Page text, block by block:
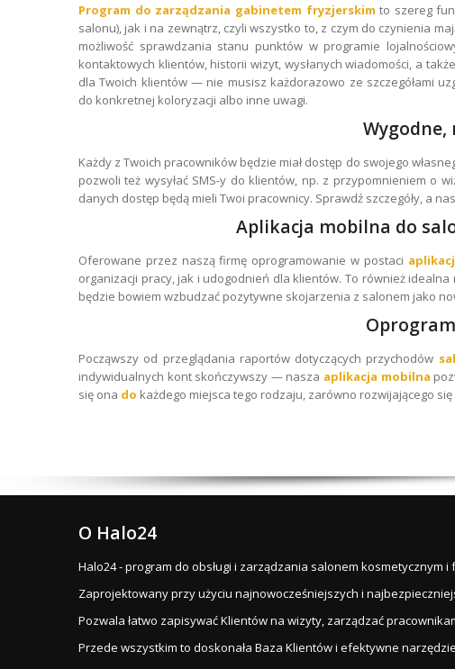
Program do zarządzania gabinetem fryzjerskim to szereg
salonu), jak i na zewnątrz, czyli wszystko to, z czym do czynienia
możliwość sprawdzania stanu punktów w programie
kontaktowych klientów, historii wizyt, wysłanych wiadomości, a
dla Twoich klientów — nie musisz każdorazowo ze szczegółami
do konkretnej koloryzacji albo inne uwagi.
Każdy z Twoich pracowników będzie miał dostęp do swojego
pozwoli też wysyłać SMS-y do klientów, np. z przypomnieniem o
danych dostęp będą mieli Twoi pracownicy. Sprawdź szczegóły, a
Aplikacja mobilna do
Oferowane przez naszą firmę oprogramowanie w postaci
organizacji pracy, jak i udogodnień dla klientów. To również
będzie bowiem wzbudzać pozytywne skojarzenia z salonem jako
Począwszy od przeglądania raportów dotyczących przychodów
indywidualnych kont skończywszy — nasza aplikacja mobilna
się ona do każdego miejsca tego rodzaju, zarówno rozwijającego
O Halo24
Halo24 - program do obsługi i zarządzania salonem kosmetycznym i
Zaprojektowany przy użyciu najnowocześniejszych i
Pozwala łatwo zapisywać Klientów na wizyty, zarządzać
Przede wszystkim to doskonała Baza Klientów i efektywne